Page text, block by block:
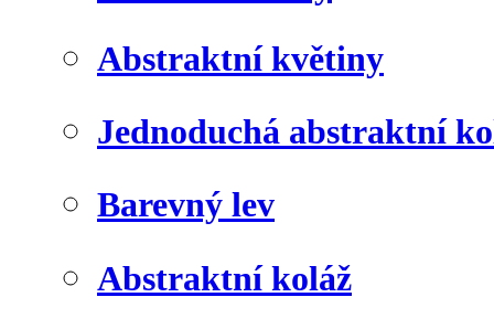
Abstraktní květiny
Jednoduchá abstraktní
Barevný lev
Abstraktní koláž